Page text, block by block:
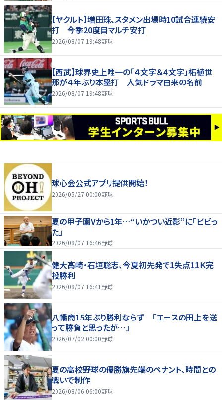
【ヤクルト】増田珠、スタメン出場時10試合連続安
打 今季20度目マルチ安打
2026/08/07 19:48野球
【西武】球界史上唯一の「４文字＆４文字」柘植世
那が４年ぶり本塁打 人気ドラマ由来の名前
2026/08/07 19:48野球
球心会公式アプリ提供開始！
2026/05/27 00:00野球
夏の甲子園Vから1年…“いかつい近影”に「ビビっ
た」
2026/08/07 16:46野球
健大高崎・石垣聡志、今夏初先発で1失点11Ｋ完
投勝利
2026/08/07 16:41野球
八幡商15年ぶり勝利ならず 「エースの田上を送
って勝負と思ったが…」
2026/07/02 00:00野球
夏の高校野球の優勝旗先端のペナント、時間との
戦いで制作
2026/08/06 06:00野球